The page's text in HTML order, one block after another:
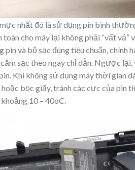
nhất đó là sử dụng pin bình
toàn cho máy lại không phải “vất
pin và bộ sạc đúng tiêu chuẩn,
sạc theo ngay chỉ dẫn. Ngược
Khi không sử dụng máy thời gian
bọc giấy, tránh các cực của pin
10 – 40oC.